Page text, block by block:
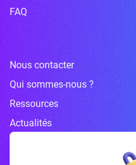
FAQ
Nous contacter
Qui sommes-nous ?
Ressources
Actualités